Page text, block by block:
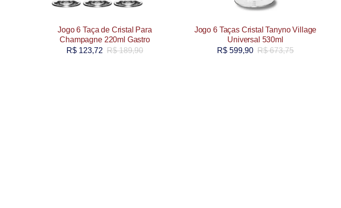
Jogo 6 Taça de Cristal Para
Champagne 220ml Gastro
R$189,90
R$ 123,72
Jogo 6 Taças Cristal Tanyno Village
Universal 530ml
R$673,75
R$ 599,90